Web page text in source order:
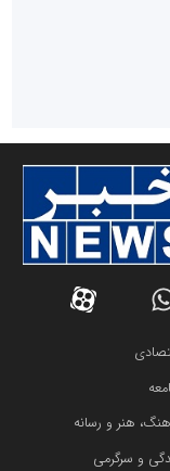
هنر و رسانه
و سرگرمی